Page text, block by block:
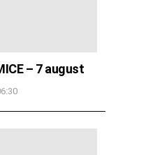
– 7 august